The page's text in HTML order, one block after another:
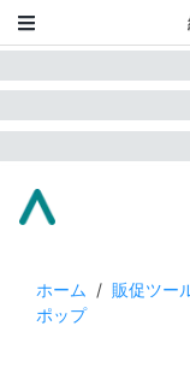
ホーム / 販促ツー
ポップ